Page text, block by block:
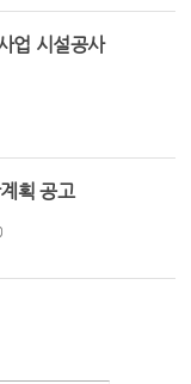
업 시설공사
획 공고